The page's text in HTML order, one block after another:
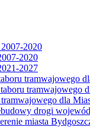
2020
2020
2027
tramwajowego
dla
drogi
miasta